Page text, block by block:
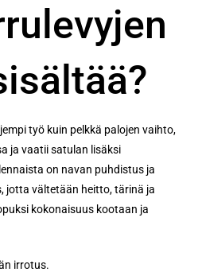
työ kuin pelkkä palojen vaihto,
ja vaatii satulan lisäksi
on navan puhdistus ja
jotta vältetään heitto, tärinä ja
kokonaisuus kootaan ja
irrotus.